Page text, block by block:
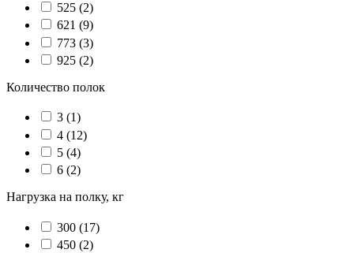
525 (2)
621 (9)
773 (3)
925 (2)
Количество полок
3 (1)
4 (12)
5 (4)
6 (2)
Нагрузка на полку, кг
300 (17)
450 (2)